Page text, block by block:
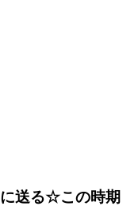
送る☆この時期